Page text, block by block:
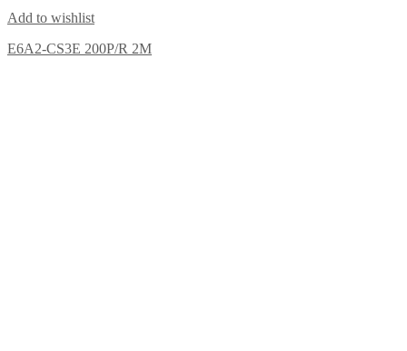
Add to wishlist
E6A2-CS3E 200P/R 2M